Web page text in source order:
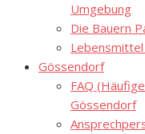
Umgebung
Die Bauern
Gössendorf
FAQ
Gössendorf